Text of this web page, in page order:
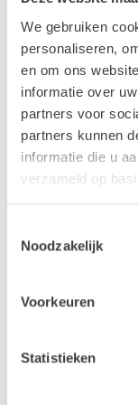
We gebruiken
personaliseren,
en om ons
informatie over
partners voor
partners kunnen
informatie die u
verzameld op
Noodzakelijk
Voorkeuren
Statistieken
We kunnen de
orderbedrag
Is er iets
moeten we
Lees hier alle
Brisked.
of vlekken. We doen ons best de